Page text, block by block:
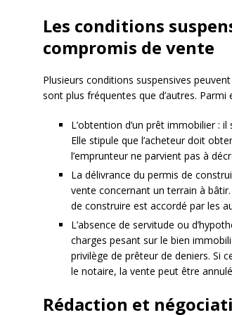
Les conditions
compromis de vente
Plusieurs conditions suspensives
sont plus fréquentes que d’autres. Parmi
L’obtention d’un prêt immobilier :
Elle stipule que l’acheteur doit
l’emprunteur ne parvient pas à
La délivrance du permis de
vente concernant un terrain à
de construire est accordé par les
L’absence de servitude ou
charges pesant sur le bien
privilège de prêteur de deniers. Si
le notaire, la vente peut être
Rédaction et